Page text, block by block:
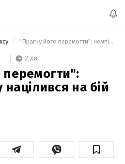
"Прагну його перемогти": чемпіон світу націлився на бій з Усиком
2 хв
перемогти":
націлився на бій